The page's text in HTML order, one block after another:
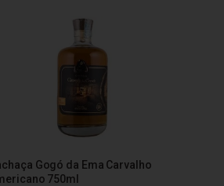
Gogó da Ema Carvalho
750ml